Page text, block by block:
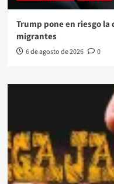
Trump pone en riesgo
migrantes
6 de agosto de 2026 0